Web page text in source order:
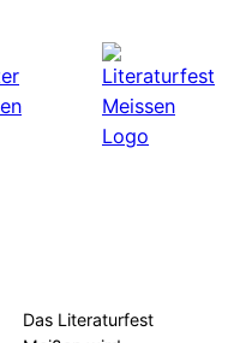
Das Literaturfest